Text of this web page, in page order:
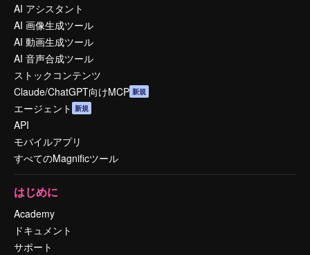
AI アシスタント
AI 画像生成ツール
AI 動画生成ツール
AI 音声合成ツール
ストックコンテンツ
Claude/ChatGPT向けMCP 新規
エージェント 新規
API
モバイルアプリ
すべてのMagnificツール
はじめに
Academy
ドキュメント
サポート